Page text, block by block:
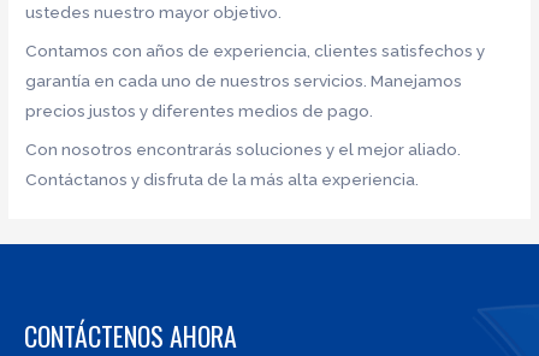
ustedes nuestro mayor objetivo.
Contamos con años de experiencia, clientes satisfechos y
garantía en cada uno de nuestros servicios. Manejamos
precios justos y diferentes medios de pago.
Con nosotros encontrarás soluciones y el mejor aliado.
Contáctanos y disfruta de la más alta experiencia.
CONTÁCTENOS AHORA